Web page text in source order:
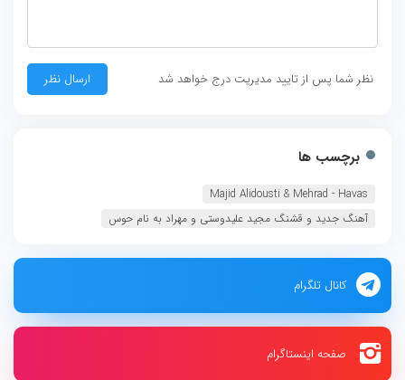
نظر شما پس از تایید مدیریت درج خواهد شد
برچسب ها
Majid Alidousti & Mehrad - Havas
آهنگ جدید و قشنگ مجید علیدوستی و مهراد به نام حوس
کانال تلگرام
صفحه اینستاگرام